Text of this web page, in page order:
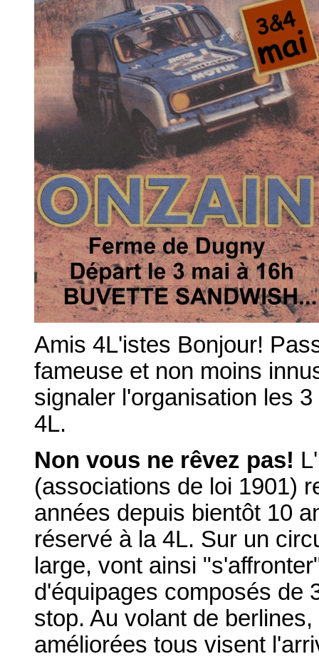
Amis 4L'istes Bonjour!
fameuse et non moins
signaler l'organisation les
4L.
Non vous ne rêvez pas!
(associations de loi 1901)
années depuis bientôt 10
réservé à la 4L. Sur un
large, vont ainsi
d'équipages composés de
stop. Au volant de
améliorées tous visent